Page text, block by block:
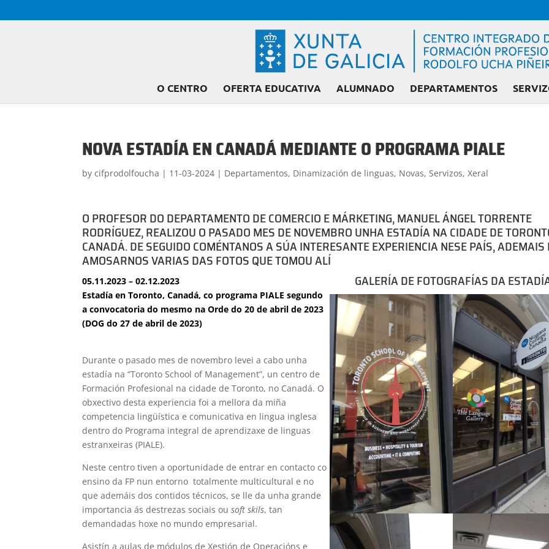
O CENTRO OFERTA EDUCATIVA ALUMNADO DEPARTAMENTOS
NOVA ESTADÍA EN CANADÁ MEDIANTE O PROGRAMA PIALE
bycifprodolfoucha | 11-03-2024 | Departamentos, Dinamización de linguas, Novas,Servizos,Xeral
O PROFESOR DO DEPARTAMENTO DE COMERCIO E MÁRKETING, MANUEL ÁNGEL TORRENTE
RODRÍGUEZ, REALIZOU O PASADO MES DE NOVEMBRO UNHA ESTADÍA NA CIDADE DE
CANADÁ. DE SEGUIDO COMÉNTANOS A SÚA INTERESANTE EXPERIENCIA NESE PAÍS, ADEMAIS
AMOSARNOS VARIAS DAS FOTOS QUE TOMOU ALÍ
05.11.2023 – 02.12.2023
Estadía en Toronto, Canadá, co programa PIALE segundo
a convocatoria do mesmo na Orde do 20 de abril de 2023
(DOG do 27 de abril de 2023)
Durante o pasado mes de novembro levei a cabo unha
estadía na “Toronto School of Management”, un centro de
Formación Profesional na cidade de Toronto, no Canadá. O
obxectivo desta experiencia foi a mellora da miña
competencia lingüística e comunicativa en lingua inglesa
dentro do Programa integral de aprendizaxe de linguas
estranxeiras (PIALE).
Neste centro tiven a oportunidade de entrar en contacto co
ensino da FP nun entorno totalmente multicultural e no
que ademáis dos contidos técnicos, se lle da unha grande
importancia ás destrezas sociais ousoft skils, tan
demandadas hoxe no mundo empresarial.
Asistín a aulas de módulos de Xestión de Operacións e
GALERÍA DE FOTOGRAFÍAS DA
Admisión FP: Ciclos